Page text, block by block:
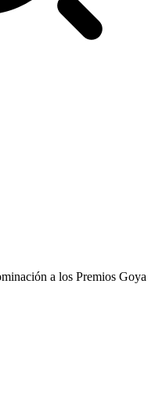
a los Premios Goya